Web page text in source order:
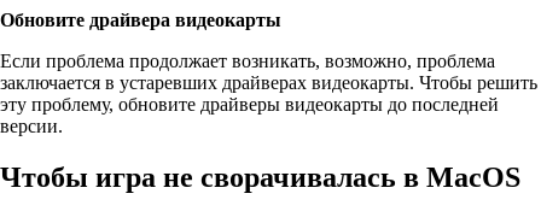
Обновите драйвера видеокарты
Если проблема продолжает возникать, возможно, проблема
заключается в устаревших драйверах видеокарты. Чтобы решить
эту проблему, обновите драйверы видеокарты до последней
версии.
Чтобы игра не сворачивалась в MacOS